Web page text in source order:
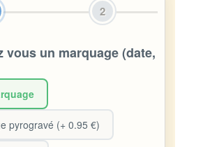
2
vous un marquage (date,
pyrogravé (+ 0.95 €)